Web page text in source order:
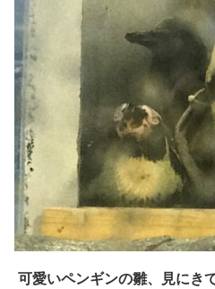
可愛いペンギンの雛、見にき